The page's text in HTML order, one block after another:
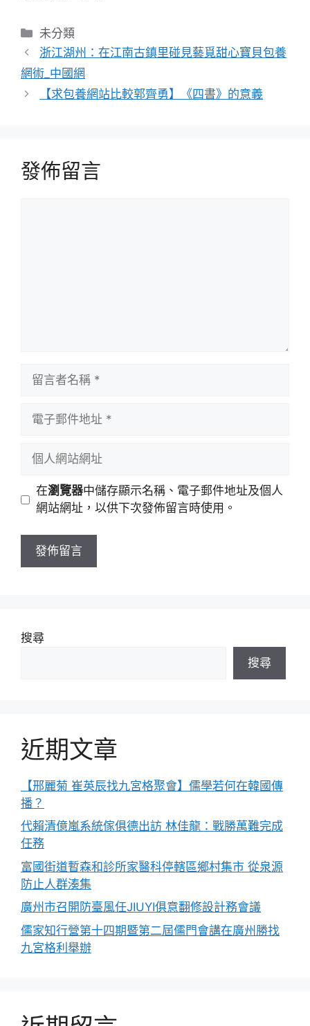
分
類
未分類
浙江湖州：在江南古鎮里碰見藝覓甜心寶貝包養
網術_中國網
【求包養網站比較郭齊勇】《四書》的意義
發佈留言
址
站
址
在瀏覽器中儲存顯示名稱、電子郵件地址及個人
網站網址，以供下次發佈留言時使用。
搜尋
搜尋
近期文章
【邢麗菊 崔英辰找九宮格聚會】儒學若何在韓國傳
播？
代賴清億嵐系統傢俱德出訪 林佳龍：戰勝萬難完成
任務
富國街道暫森和診所家醫科停轄區鄉村集市 從泉源
防止人群湊集
廣州市召開防臺風任JIUYI俱意翻修設計務會議
儒家知行營第十四期暨第二屆儒門會講在廣州勝找
九宮格利舉辦